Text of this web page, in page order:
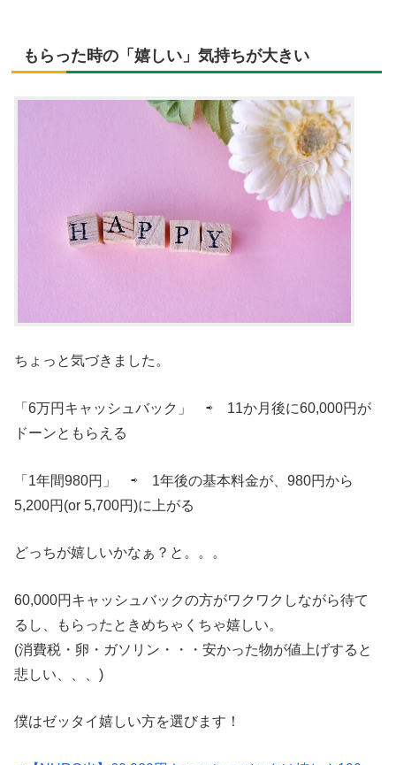
もらった時の「嬉しい」気持ちが大きい
ちょっと気づきました。
「6万円キャッシュバック」 ⇨ 11か月後に60,000円が
ドーンともらえる
「1年間980円」 ⇨ 1年後の基本料金が、980円から
5,200円(or 5,700円)に上がる
どっちが嬉しいかなぁ？と。。。
60,000円キャッシュバックの方がワクワクしながら待て
るし、もらったときめちゃくちゃ嬉しい。
(消費税・卵・ガソリン・・・安かった物が値上げすると
悲しい、、、)
僕はゼッタイ嬉しい方を選びます！